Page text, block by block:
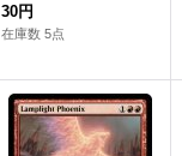
30円
在庫数 5点